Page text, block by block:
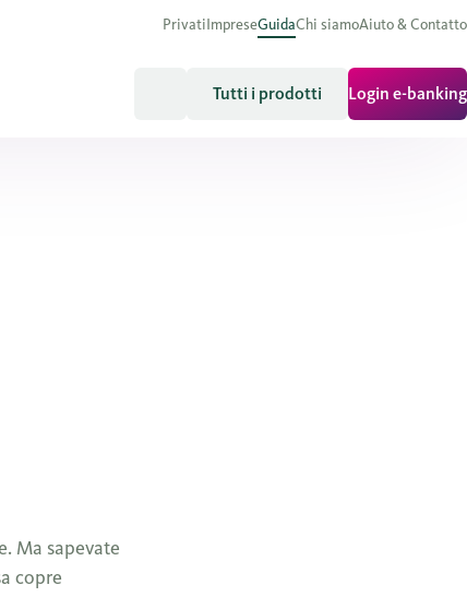
PrivatiImpreseGuidaChi siamoAiuto & Contatto
Tutti i prodotti Login e-banking
Ma sapevate
copre